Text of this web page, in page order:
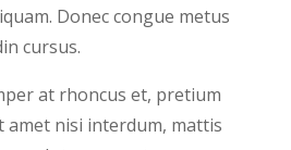
Donec congue metus
cursus.
at rhoncus et, pretium
amet nisi interdum, mattis